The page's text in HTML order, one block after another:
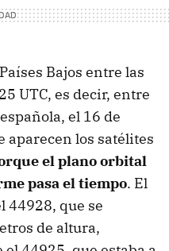
Bajos entre las
UTC, es decir, entre
el 16 de
aparecen los satélites
el plano orbital
pasa el tiempo. El
44928, que se
de altura,